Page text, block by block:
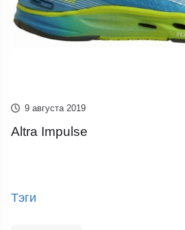
9 августа 2019
Altra Impulse
Тэги